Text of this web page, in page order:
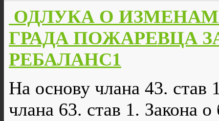
ОДЛУКА О
ГРАДА ПОЖАРЕВЦА
РЕБАЛАНС1
На основу члана 43. став
члана 63. став 1. Закона